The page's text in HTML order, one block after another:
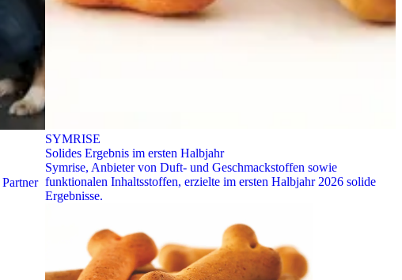
SYMRISE
Solides Ergebnis im ersten Halbjahr
Symrise, Anbieter von Duft- und Geschmackstoffen sowie
funktionalen Inhaltsstoffen, erzielte im ersten Halbjahr 2026 solide
Ergebnisse.